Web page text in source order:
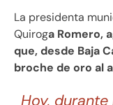
La presidenta
Quiroga Romero,
que, desde Baja
broche de oro al
Hoy, durante